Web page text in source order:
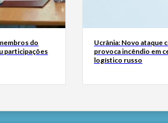
do
participações
Ucrânia: Novo ataque
provoca incêndio em
logístico russo